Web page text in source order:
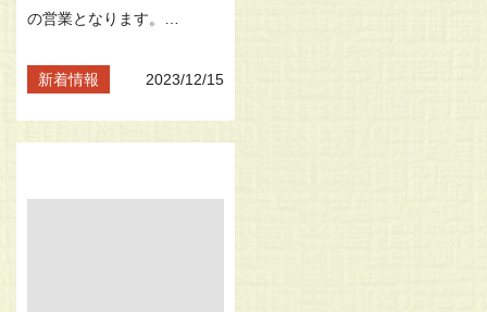
の営業となります。
せいただきました件に関し
新着情報 2023/12/15